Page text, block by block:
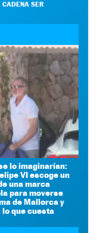
CADENA SER
lo imaginarían:
VI escoge un
una marca
para moverse
de Mallorca y
lo que cuesta